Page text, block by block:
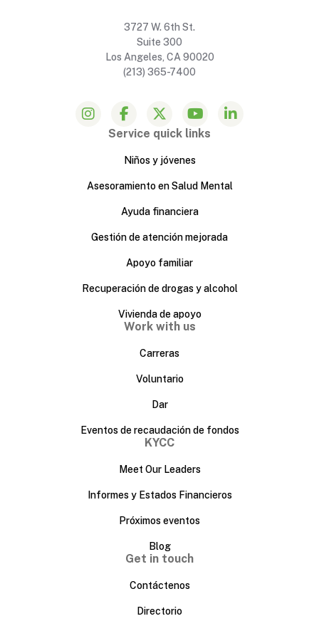
3727 W. 6th St.
Suite 300
Los Angeles, CA 90020
(213) 365-7400
Service quick links
Niños y jóvenes
Asesoramiento en Salud Mental
Ayuda financiera
Gestión de atención mejorada
Apoyo familiar
Recuperación de drogas y alcohol
Vivienda de apoyo
Work with us
Carreras
Voluntario
Dar
Eventos de recaudación de fondos
KYCC
Meet Our Leaders
Informes y Estados Financieros
Próximos eventos
Blog
Get in touch
Contáctenos
Directorio